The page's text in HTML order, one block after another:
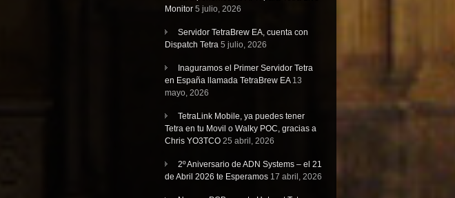
Monitor 5 julio, 2026
Servidor TetraBrew EA, cuenta con
Dispatch Tetra 5 julio, 2026
Inaguramos el Primer Servidor Tetra
en España llamada TetraBrew EA 13
mayo, 2026
TetraLink Mobile, ya puedes tener
Tetra en tu Movil o Walky POC, gracias a
Chris YO3TCO 25 abril, 2026
2º Aniversario de ADN Systems – el 21
de Abril 2026 te Esperamos 17 abril, 2026